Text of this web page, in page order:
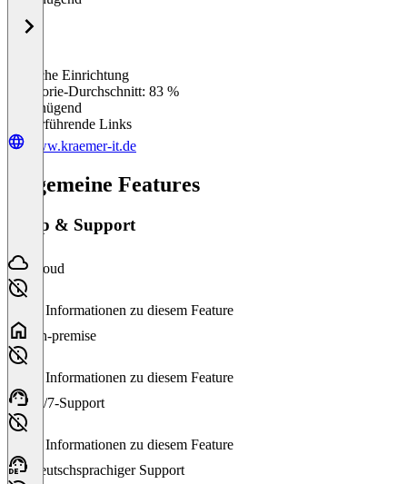
Einfache Einrichtung
Kategorie-Durchschnitt: 83 %
Ungenügend
Weiterführende Links
www.kraemer-it.de
Allgemeine Features
Setup & Support
Cloud
Keine Informationen zu diesem Feature
On-premise
Keine Informationen zu diesem Feature
24/7-Support
Keine Informationen zu diesem Feature
Deutschsprachiger Support